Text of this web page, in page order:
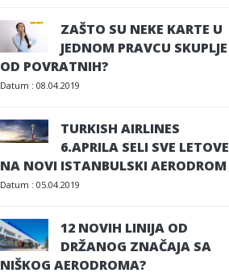
ZAŠTO SU NEKE KARTE U
JEDNOM PRAVCU SKUPLJE
OD POVRATNIH?
Datum : 08.04.2019
TURKISH AIRLINES
6.APRILA SELI SVE LETOVE
NA NOVI ISTANBULSKI AERODROM
Datum : 05.04.2019
12 NOVIH LINIJA OD
DRŽANOG ZNAČAJA SA
NIŠKOG AERODROMA?